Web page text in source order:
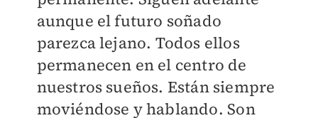
aunque el futuro soñado
parezca lejano. Todos ellos
permanecen en el centro de
nuestros sueños. Están siempre
moviéndose y hablando. Son